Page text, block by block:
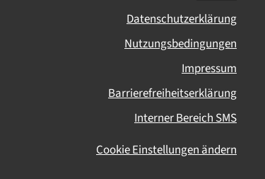
Datenschutzerklärung
Nutzungsbedingungen
Impressum
Barrierefreiheitserklärung
Interner Bereich SMS
Cookie Einstellungen ändern